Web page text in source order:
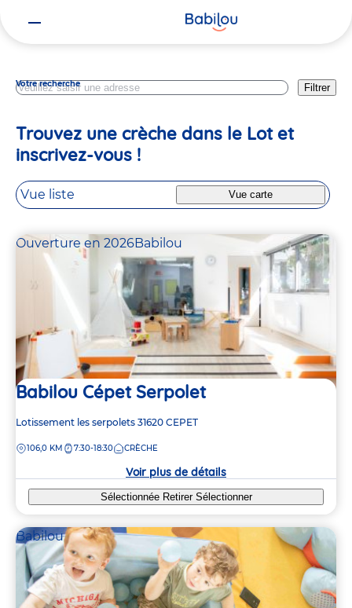
Votre recherche Filtrer
Trouvez une crèche dans le Lot et
inscrivez-vous !
Vue liste Vue carte
Ouverture en 2026Babilou
Babilou Cépet Serpolet
Adresse
la
Lotissement les serpolets 31620 CEPET
DISTANCE
106,0 KM 7:30-18:30 CRÈCHE
Voir plus de détails
Sélectionnée Retirer Sélectionner
Babilou